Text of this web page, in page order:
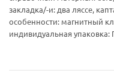
закладка/-и: два ляссе,
особенности: магнитный
индивидуальная упаковка:
Ваш E-mail:
Ваш E-mail: